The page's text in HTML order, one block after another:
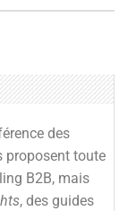
des
proposent toute
B2B, mais
, des guides